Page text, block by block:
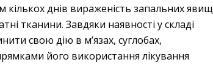
днів вираженість запальних явищ
тканини. Завдяки наявності у складі
свою дію в м’язах, суглобах,
його використання лікування